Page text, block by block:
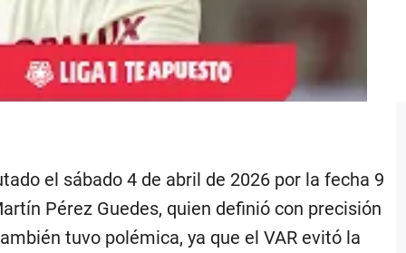
el sábado 4 de abril de 2026 por la fecha 9
Pérez Guedes, quien definió con precisión
tuvo polémica, ya que el VAR evitó la